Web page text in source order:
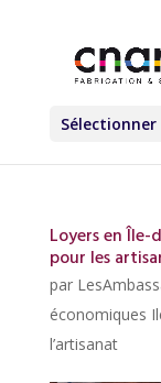
Loyers en Île-
pour les
par
économiques
l’artisanat